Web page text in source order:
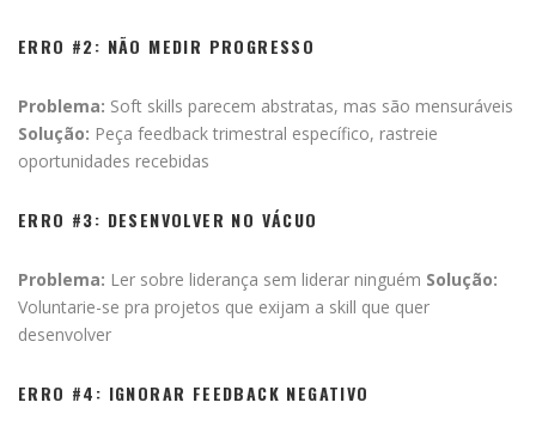
ERRO #2: NÃO MEDIR PROGRESSO
Problema: Soft skills parecem abstratas, mas são mensuráveis
Solução: Peça feedback trimestral específico, rastreie
oportunidades recebidas
ERRO #3: DESENVOLVER NO VÁCUO
Problema: Ler sobre liderança sem liderar ninguém Solução:
Voluntarie-se pra projetos que exijam a skill que quer
desenvolver
ERRO #4: IGNORAR FEEDBACK NEGATIVO